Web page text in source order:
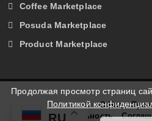
RU
Coffee Marketplace
Posuda Marketplace
Product Marketplace
Главная О Нас
Конфиденциальность
Продолжая просмотр страниц
Политикой